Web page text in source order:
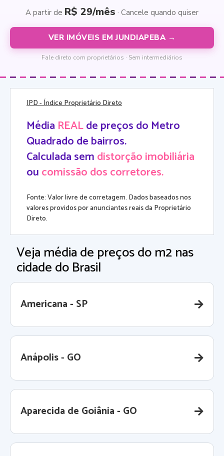
A partir de R$ 29/mês · Cancele quando quiser
VER IMÓVEIS EM JUNDIAPEBA →
Fale direto com proprietários · Sem intermediários
IPD- Índice Proprietário Direto
Média REALde preços do Metro
Quadrado de bairros.
Calculada semdistorção imobiliária
oucomissão dos corretores.
Fonte: Valor livre de corretagem. Dados baseados nos
valores providos por anunciantes reais da Proprietário
Direto.
Veja média de preços do m2 nas
cidade do Brasil
Americana - SP
Anápolis - GO
Aparecida de Goiânia - GO